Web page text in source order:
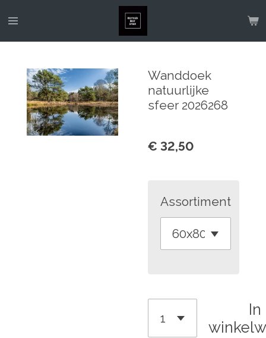
Ga
hoofdinhoud
Wanddoek
natuurlijke
sfeer 2026268
€ 32,50
Assortiment
In